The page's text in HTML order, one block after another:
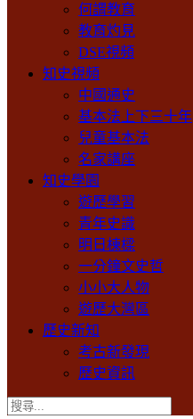
何謂教育
教育灼見
DSE視頻
知史視頻
中國通史
基本法上下三十年
兒童基本法
名家講座
知史學園
遊歷學習
青年史識
明日棟樑
一分鐘文史哲
小小大人物
遊歷大灣區
歷史新知
考古新發現
歷史資訊